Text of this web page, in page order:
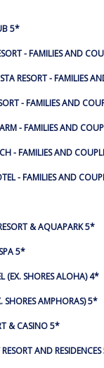
5*
- FAMILIES AND
RESORT - FAMILIES
- FAMILIES AND
- FAMILIES AND
- FAMILIES AND
- FAMILIES AND
& AQUAPARK 5*
5*
(EX. SHORES ALOHA) 4*
SHORES AMPHORAS) 5*
& CASINO 5*
AND